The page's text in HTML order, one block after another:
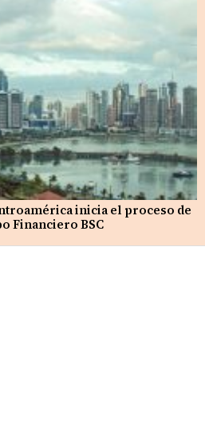
inicia el proceso de
Financiero BSC